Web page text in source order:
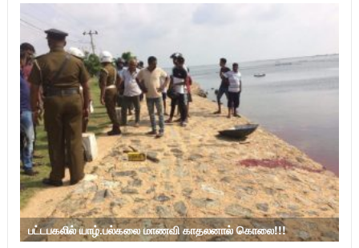
பட்டபகலில் யாழ்.பல்கலை மாணவி காதலனால் கொலை!!!